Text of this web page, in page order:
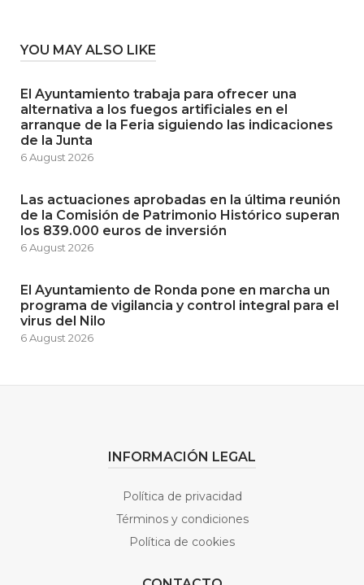
YOU MAY ALSO LIKE
El Ayuntamiento trabaja para ofrecer una
alternativa a los fuegos artificiales en el
arranque de la Feria siguiendo las indicaciones
de la Junta
6 August 2026
Las actuaciones aprobadas en la última reunión
de la Comisión de Patrimonio Histórico superan
los 839.000 euros de inversión
6 August 2026
El Ayuntamiento de Ronda pone en marcha un
programa de vigilancia y control integral para el
virus del Nilo
6 August 2026
INFORMACIÓN LEGAL
Política de privacidad
Términos y condiciones
Política de cookies